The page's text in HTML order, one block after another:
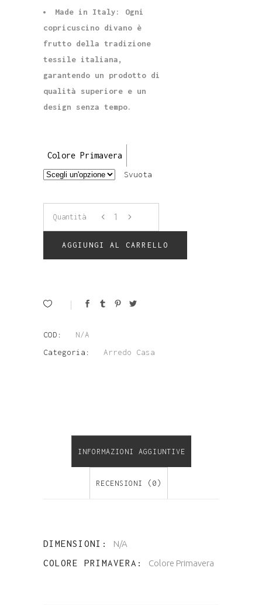
Made in Italy: Ogni
copricuscino divano è
frutto della tradizione
tessile italiana,
garantendo un prodotto di
qualità superiore e un
design senza tempo.
Colore Primavera
Svuota
1
Copricuscini
Damascato
Cuscini
In
Quantità
AGGIUNGI AL CARRELLO
COD:
N/A
Categoria:
Arredo Casa
INFORMAZIONI AGGIUNTIVE
RECENSIONI (0)
DIMENSIONI N/A
COLORE PRIMAVERA Colore Primavera